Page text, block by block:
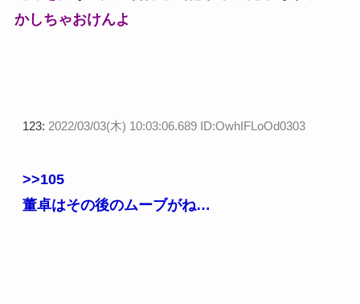
かしちゃおけんよ
123: 2022/03/03(木) 10:03:06.689 ID:OwhIFLoOd0303
>>105
董卓はその後のムーブがね…